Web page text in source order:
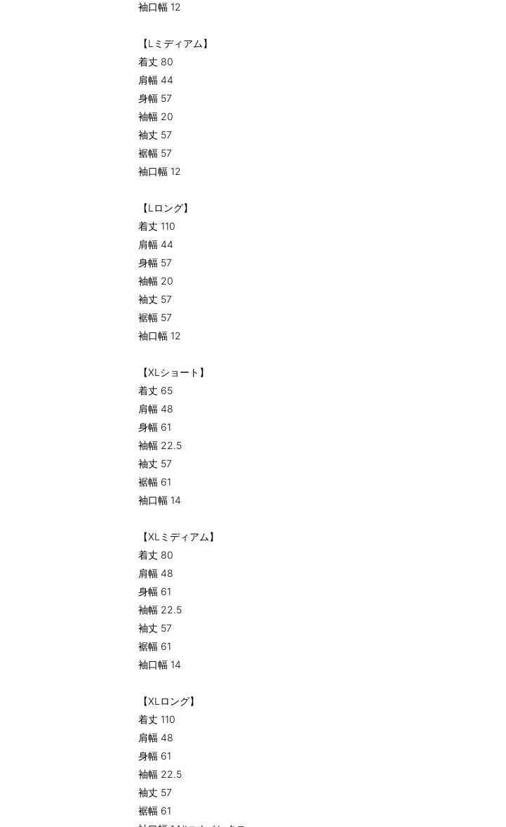
袖口幅 12
【Lミディアム】
着丈 80
肩幅 44
身幅 57
袖幅 20
袖丈 57
裾幅 57
袖口幅 12
【Lロング】
着丈 110
肩幅 44
身幅 57
袖幅 20
袖丈 57
裾幅 57
袖口幅 12
【XLショート】
着丈 65
肩幅 48
身幅 61
袖幅 22.5
袖丈 57
裾幅 61
袖口幅 14
【XLミディアム】
着丈 80
肩幅 48
身幅 61
袖幅 22.5
袖丈 57
裾幅 61
袖口幅 14
【XLロング】
着丈 110
肩幅 48
身幅 61
袖幅 22.5
袖丈 57
裾幅 61